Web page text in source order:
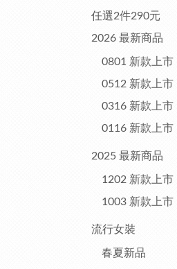
任選2件290元
2026 最新商品
0801 新款上市
0512 新款上市
0316 新款上市
0116 新款上市
2025 最新商品
1202 新款上市
1003 新款上市
流行女裝
春夏新品